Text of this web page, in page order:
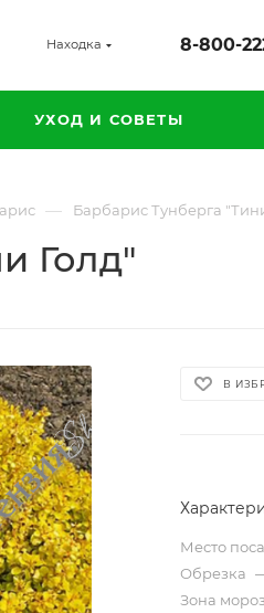
Находка 8-800-
УХОД И СОВЕТЫ
— Барбарис Тунберга
Голд"
В
Место
Обрезка
Зона